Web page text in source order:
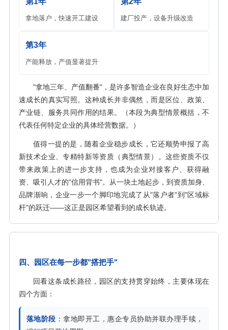
拿地落户，快速开工建设 建厂投产，设备升级改造
第3年
产能释放，产值显著提升
"拿地三年、产值翻番"，是许多智造企业在良好生态中加
速成长的真实写照。这种成长并非偶然，而是区位、政策、
产业链、服务共同作用的结果。（本段为典型情景概括，不
代表任何特定企业的具体经营数据。）
值得一提的是，随着企业稳步成长，它还顺势申报了高
新技术企业、专精特新等资质（典型情景）。这些资质不仅
带来政策上的进一步支持，也成为企业对接客户、获得融
资、吸引人才的"信用背书"。从一块土地起步，到资质加身、
品牌渐响，企业一步一个脚印地完成了从"落户者"到"区域标
杆"的跃迁——这正是园区希望看到的成长轨迹。
四、园区在每一步都"搭把手"
回看这条成长路径，园区的支持贯穿始终，主要体现在
四个方面：
落地阶段 ：拿地即开工，惠企专员协助并联办理手续，